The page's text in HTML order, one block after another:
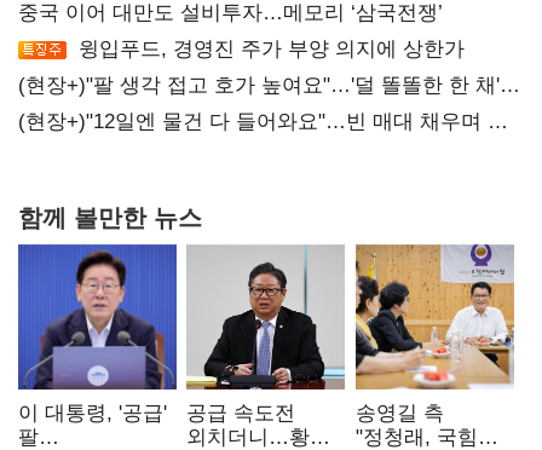
중국 이어 대만도 설비투자…메모리 ‘삼국전쟁’
윙입푸드, 경영진 주가 부양 의지에 상한가
(현장+)"팔 생각 접고 호가 높여요"…'덜 똘똘한 한 채'
20억 키맞추기
(현장+)"12일엔 물건 다 들어와요"…빈 매대 채우며 문
함께 볼만한 뉴스
이 대통령, '공급'
팔
공급 속도전
외치더니…황희,
송영길 측
"정청래, 국힘